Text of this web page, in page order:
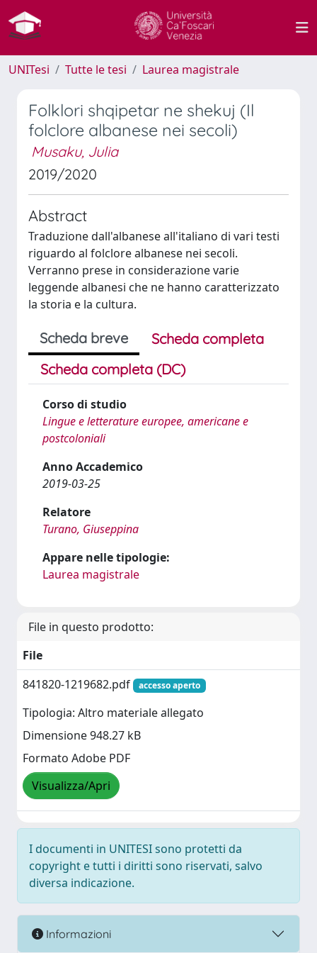
UNITesi Tutte le tesi Laurea magistrale
Folklori shqipetar ne shekuj (Il
folclore albanese nei secoli)
Musaku, Julia
2019/2020
Abstract
Traduzione dall'albanese all'italiano di vari testi
riguardo al folclore albanese nei secoli.
Verranno prese in considerazione varie
leggende albanesi che ne hanno caratterizzato
la storia e la cultura.
Scheda breve
Scheda completa
Scheda completa (DC)
Corso di studio
Lingue e letterature europee, americane e
postcoloniali
Anno Accademico
2019-03-25
Relatore
Turano, Giuseppina
Appare nelle tipologie:
Laurea magistrale
File in questo prodotto:
File
841820-1219682.pdf
accesso aperto
Tipologia: Altro materiale allegato
Dimensione 948.27 kB
Formato Adobe PDF
Visualizza/Apri
I documenti in UNITESI sono protetti da
copyright e tutti i diritti sono riservati, salvo
diversa indicazione.
Informazioni